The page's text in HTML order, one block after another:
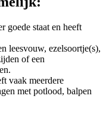
goede staat en heeft
leesvouw, ezelsoortje(s),
of een
vaak meerdere
met potlood, balpen